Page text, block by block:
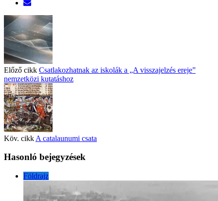
Előző cikk Csatlakozhatnak az iskolák a „A visszajelzés ereje”
nemzetközi kutatáshoz
Köv. cikk A catalaunumi csata
Hasonló bejegyzések
Földrajz